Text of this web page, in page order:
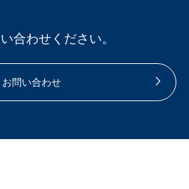
合わせください。
お問い合わせ